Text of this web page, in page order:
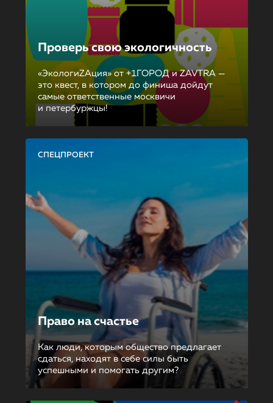
Проверь свою экологичность
«ЭкологиZAция» от +1ГОРОД и ZAVTRA —
это квест, в котором до финиша дойдут
самые ответственные москвичи
и петербуржцы!
СПЕЦПРОЕКТ
Право на счастье
Как люди, которым общество предлагает
сдаться, находят в себе силы быть
успешными и помогать другим?